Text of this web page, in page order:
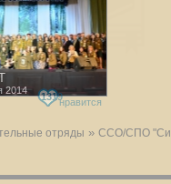
2014
1319нравится
отряды » ССО/СПО